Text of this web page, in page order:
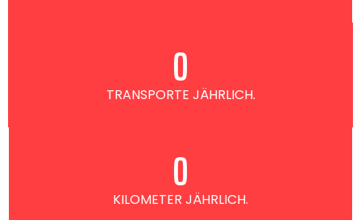
TRANSPORTE JÄHRLICH.
0
KILOMETER JÄHRLICH.
0